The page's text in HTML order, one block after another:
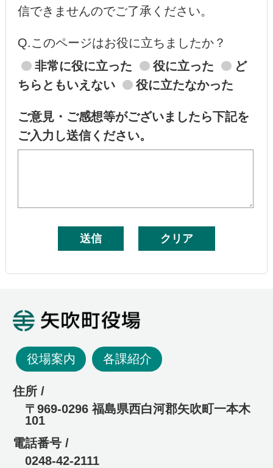
信できませんのでご了承ください。
Q.このページはお役に立ちましたか？
非常に役に立った
役に立った
ど
ちらともいえない
役に立たなかった
ご意見・ご感想等がございましたら下記を
ご入力し送信ください。
役場案内 各課紹介
住所 /
〒969-0296 福島県西白河郡矢吹町一本木
101
電話番号 /
0248-42-2111